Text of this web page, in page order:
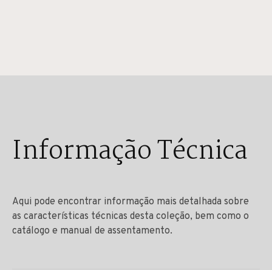
Informação Técnica
Aqui pode encontrar informação mais detalhada sobre
as características técnicas desta coleção, bem como o
catálogo e manual de assentamento.